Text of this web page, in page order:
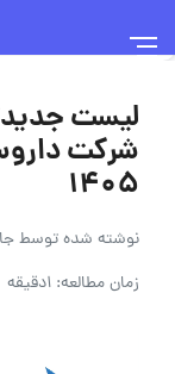
لیست
۱۴۰۵
نوشته شده توسط
زمان مطالعه: 1دقیقه